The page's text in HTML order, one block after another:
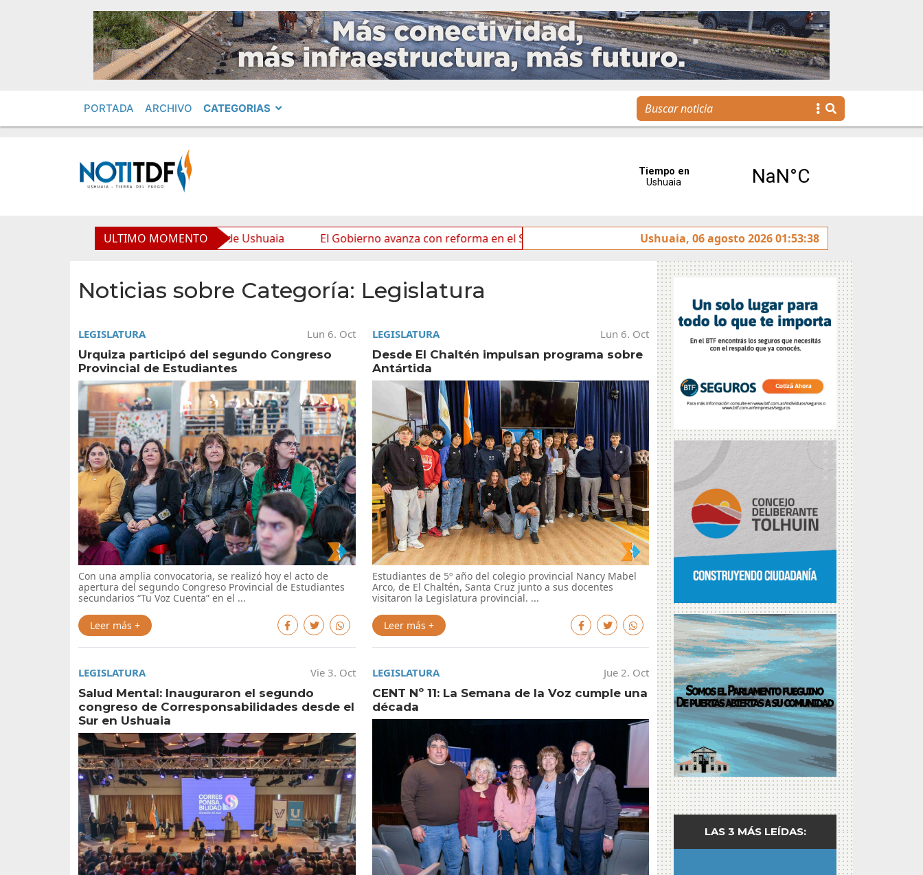
PORTADA ARCHIVO CATEGORIAS
ULTIMO MOMENTO
para la Nueva Usina de Ushuaia El Gobierno avanza con reforma en el Senado Ideas de los jóvenes llegan a la gestión pública a través de una propuesta
Ushuaia, 06 agosto 2026 01:53:38
Noticias sobre Categoría: Legislatura
LEGISLATURA
Lun 6. Oct
Urquiza participó del segundo Congreso
Provincial de Estudiantes
Con una amplia convocatoria, se realizó hoy el acto de
apertura del segundo Congreso Provincial de Estudiantes
secundarios “Tu Voz Cuenta” en el ...
Leer más +
LEGISLATURA
Lun 6. Oct
Desde El Chaltén impulsan programa sobre
Antártida
Estudiantes de 5º año del colegio provincial Nancy Mabel
Arco, de El Chaltén, Santa Cruz junto a sus docentes
visitaron la Legislatura provincial. ...
Leer más +
LEGISLATURA
Vie 3. Oct
Salud Mental: Inauguraron el segundo
congreso de Corresponsabilidades desde el
Sur en Ushuaia
LEGISLATURA
Jue 2. Oct
CENT Nº 11: La Semana de la Voz cumple una
década
LAS 3 MÁS LEÍDAS: